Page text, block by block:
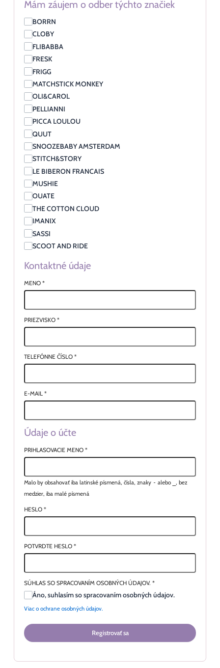
Mám záujem o odber týchto značiek
BORRN
CLOBY
FLIBABBA
FRESK
FRIGG
MATCHSTICK MONKEY
OLI&CAROL
PELLIANNI
PICCA LOULOU
QUUT
SNOOZEBABY AMSTERDAM
STITCH&STORY
LE BIBERON FRANCAIS
MUSHIE
OUATE
THE COTTON CLOUD
IMANIX
SASSI
SCOOT AND RIDE
Kontaktné údaje
MENO *
PRIEZVISKO *
TELEFÓNNE ČÍSLO *
E-MAIL *
Údaje o účte
PRIHLASOVACIE MENO *
Malo by obsahovať iba latinské písmená, čísla, znaky - alebo
, bez
medzier, iba malé písmená
HESLO *
POTVRDTE HESLO *
SÚHLAS SO SPRACOVANÍM OSOBNÝCH ÚDAJOV. *
Áno, suhlasím so spracovaním osobných údajov.
Viac o ochrane osobných údajov.
Registrovať sa